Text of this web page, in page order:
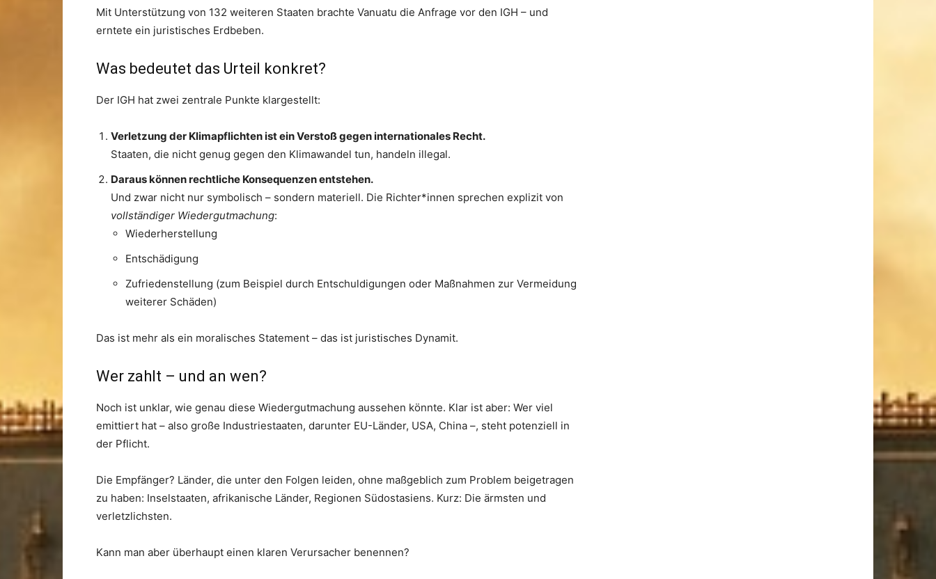
Mit Unterstützung von 132 weiteren Staaten brachte Vanuatu die Anfrage vor den IGH – und
erntete ein juristisches Erdbeben.
Was bedeutet das Urteil konkret?
Der IGH hat zwei zentrale Punkte klargestellt:
Verletzung der Klimapflichten ist ein Verstoß gegen internationales Recht.
Staaten, die nicht genug gegen den Klimawandel tun, handeln illegal.
Daraus können rechtliche Konsequenzen entstehen.
Und zwar nicht nur symbolisch – sondern materiell. Die Richter*innen sprechen explizit von
vollständiger Wiedergutmachung:
Wiederherstellung
Entschädigung
Zufriedenstellung (zum Beispiel durch Entschuldigungen oder Maßnahmen zur Vermeidung
weiterer Schäden)
Das ist mehr als ein moralisches Statement – das ist juristisches Dynamit.
Wer zahlt – und an wen?
Noch ist unklar, wie genau diese Wiedergutmachung aussehen könnte. Klar ist aber: Wer viel
emittiert hat – also große Industriestaaten, darunter EU-Länder, USA, China –, steht potenziell in
der Pflicht.
Die Empfänger? Länder, die unter den Folgen leiden, ohne maßgeblich zum Problem beigetragen
zu haben: Inselstaaten, afrikanische Länder, Regionen Südostasiens. Kurz: Die ärmsten und
verletzlichsten.
Kann man aber überhaupt einen klaren Verursacher benennen?